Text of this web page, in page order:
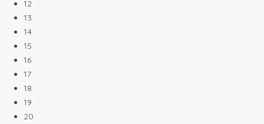
12
13
14
15
16
17
18
19
20